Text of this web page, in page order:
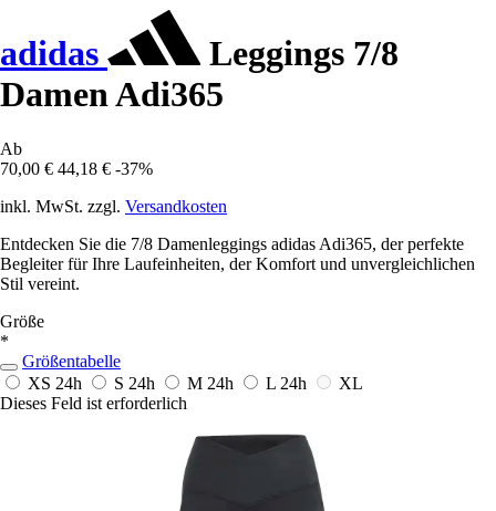
adidas
Leggings 7/8
Damen Adi365
Ab
70,00 € 44,18 € -37%
inkl. MwSt. zzgl. Versandkosten
Entdecken Sie die 7/8 Damenleggings adidas Adi365, der perfekte
Begleiter für Ihre Laufeinheiten, der Komfort und unvergleichlichen
Stil vereint.
Größe
*
Größentabelle
XS 24h S 24h M 24h L 24h
XL
Dieses Feld ist erforderlich